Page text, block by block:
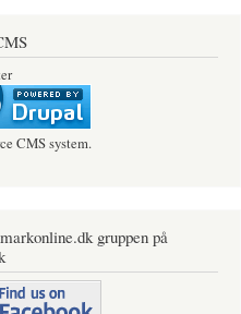
CMS system.
gruppen på